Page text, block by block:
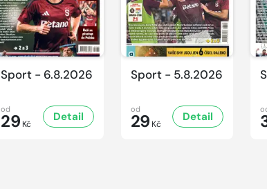
Sport - 6.8.2026
od
29 Kč
Detail
Sport - 5.8.2026
od
29 Kč
Detail